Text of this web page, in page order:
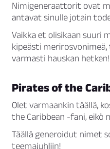
Nimigeneraattorit ovat
antavat sinulle jotain
Vaikka et olisikaan suuri
kipeästi
varmasti hauskan
Pirates of the
Olet varmaankin täällä,
the Caribbean -fani, eikö
Täällä generoidut nimet
teemajuhliin!